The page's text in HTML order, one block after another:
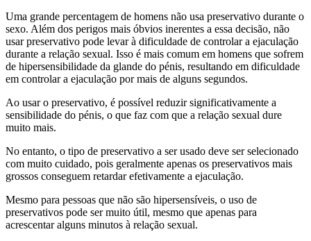
Uma grande percentagem de homens não usa preservativo durante o
sexo. Além dos perigos mais óbvios inerentes a essa decisão, não
usar preservativo pode levar à dificuldade de controlar a ejaculação
durante a relação sexual. Isso é mais comum em homens que sofrem
de hipersensibilidade da glande do pénis, resultando em dificuldade
em controlar a ejaculação por mais de alguns segundos.
Ao usar o preservativo, é possível reduzir significativamente a
sensibilidade do pénis, o que faz com que a relação sexual dure
muito mais.
No entanto, o tipo de preservativo a ser usado deve ser selecionado
com muito cuidado, pois geralmente apenas os preservativos mais
grossos conseguem retardar efetivamente a ejaculação.
Mesmo para pessoas que não são hipersensíveis, o uso de
preservativos pode ser muito útil, mesmo que apenas para
acrescentar alguns minutos à relação sexual.